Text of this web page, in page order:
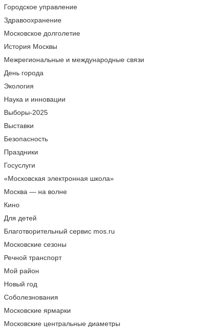
Городское управление
Здравоохранение
Московское долголетие
История Москвы
Межрегиональные и международные связи
День города
Экология
Наука и инновации
Выборы-2025
Выставки
Безопасность
Праздники
Госуслуги
«Московская электронная школа»
Москва — на волне
Кино
Для детей
Благотворительный сервис mos.ru
Московские сезоны
Речной транспорт
Мой район
Новый год
Соболезнования
Московские ярмарки
Московские центральные диаметры